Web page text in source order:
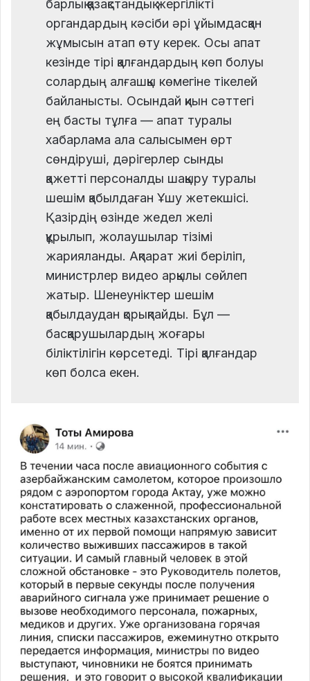
барлық қазақстандық жергілікті
органдардың кәсіби әрі ұйымдасқан
жұмысын атап өту керек. Осы апат
кезінде тірі қалғандардың көп болуы
солардың алғашқы көмегіне тікелей
байланысты. Осындай қиын сәттегі
ең басты тұлға — апат туралы
хабарлама ала салысымен өрт
сөндіруші, дәрігерлер сынды
қажетті персоналды шақыру туралы
шешім қабылдаған Ұшу жетекшісі.
Қазірдің өзінде жедел желі
құрылып, жолаушылар тізімі
жарияланды. Ақпарат жиі беріліп,
министрлер видео арқылы сөйлеп
жатыр. Шенеуніктер шешім
қабылдаудан қорықпайды. Бұл —
басқарушылардың жоғары
біліктілігін көрсетеді. Тірі қалғандар
көп болса екен.